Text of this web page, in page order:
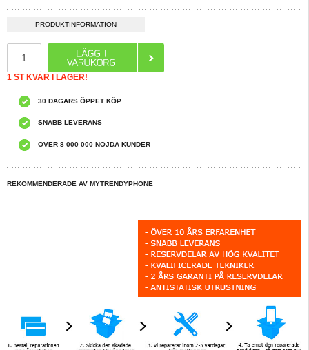
PRODUKTINFORMATION
1 ST KVAR I LAGER!
30 DAGARS ÖPPET KÖP
SNABB LEVERANS
ÖVER 8 000 000 NÖJDA KUNDER
REKOMMENDERADE AV MYTRENDYPHONE